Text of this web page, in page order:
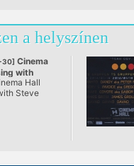
a helyszínen
30] Cinema
with
Hall,
Hall
Steve